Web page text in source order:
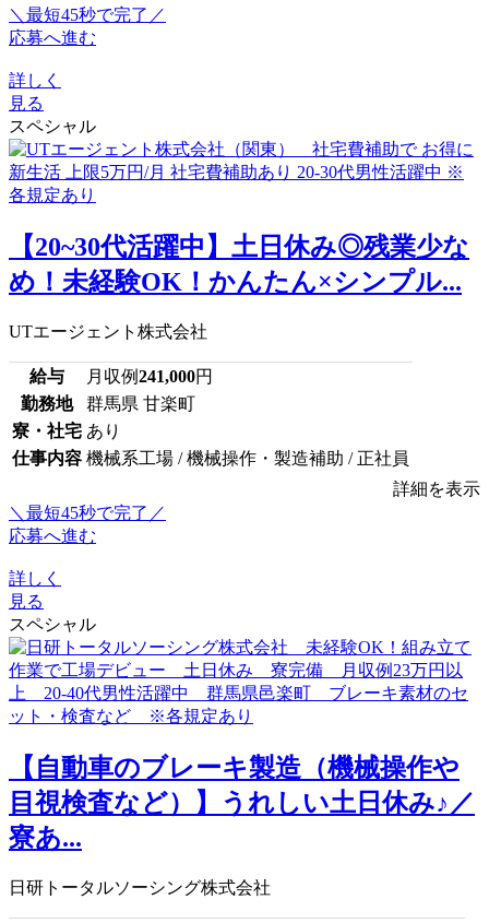
＼最短45秒で完了／
応募へ進む
詳しく
見る
スペシャル
【20~30代活躍中】土日休み◎残業少な
め！未経験OK！かんたん×シンプル...
UTエージェント株式会社
給与 月収例241,000円
勤務地
群馬県 甘楽町
寮・社宅 あり
仕事内容 機械系工場 / 機械操作・製造補助 / 正社員
詳細を表示
＼最短45秒で完了／
応募へ進む
詳しく
見る
スペシャル
【自動車のブレーキ製造（機械操作や
目視検査など）】うれしい土日休み♪／
寮あ...
日研トータルソーシング株式会社